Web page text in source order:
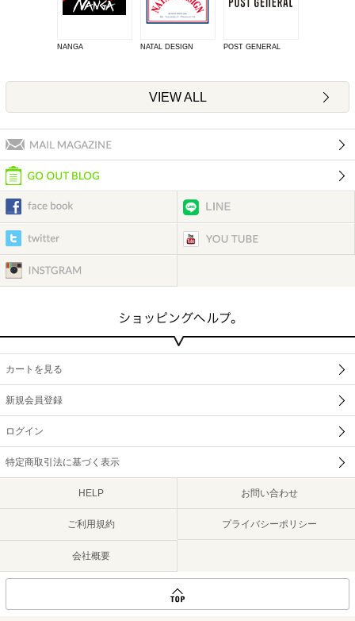
NANGA NATAL DESIGN POST GENERAL
VIEW ALL
カートを見る
新規会員登録
ログイン
特定商取引法に基づく表示
HELP お問い合わせ
ご利用規約 プライバシーポリシー
会社概要